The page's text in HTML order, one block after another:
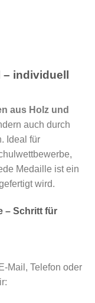
individuell
aus Holz und
auch durch
Ideal für
Medaille ist ein
wird.
– Schritt für
Mail, Telefon oder